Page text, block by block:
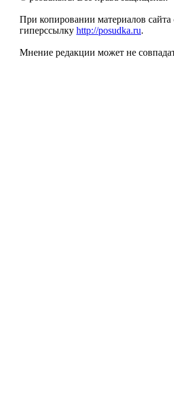
При копировании материалов сайта
гиперссылку http://posudka.ru.
Мнение редакции может не